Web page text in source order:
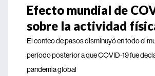
Efecto mundial de
sobre la actividad
El conteo de pasos disminuyó en todo el
período posterior a que COVID-19 fue
pandemia global